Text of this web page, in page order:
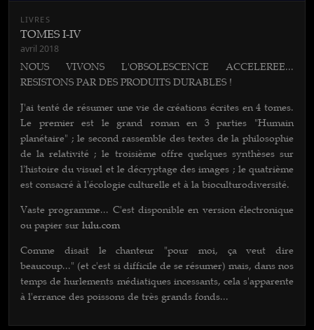
LIVRES
TOMES I-IV
avril 2018
NOUS VIVONS L'OBSOLESCENCE ACCELEREE...
RESISTONS PAR DES PRODUITS DURABLES !
J'ai tenté de résumer une vie de créations écrites en 4 tomes.
Le premier est le grand roman en 3 parties "Humain
planétaire" ; le second rassemble des textes de la philosophie
de la relativité ; le troisième offre quelques synthèses sur
l'histoire du visuel et le décryptage des images ; le quatrième
est consacré à l'écologie culturelle et à la bioculturodiversité.
Vaste programme... C'est disponible en version électronique
ou papier sur lulu.com
Comme disait le chanteur "pour moi, ça veut dire
beaucoup..." (et c'est si difficile de se résumer) mais, dans nos
temps de hurlements médiatiques incessants, cela s'apparente
à l'errance des poissons de très grands fonds...